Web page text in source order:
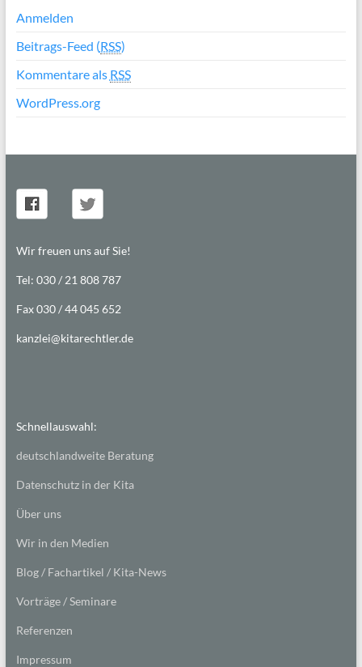
Anmelden
Beitrags-Feed (RSS)
Kommentare als RSS
WordPress.org
Wir freuen uns auf Sie!
Tel: 030 / 21 808 787
Fax 030 / 44 045 652
kanzlei@kitarechtler.de
Schnellauswahl:
deutschlandweite Beratung
Datenschutz in der Kita
Über uns
Wir in den Medien
Blog / Fachartikel / Kita-News
Vorträge / Seminare
Referenzen
Impressum